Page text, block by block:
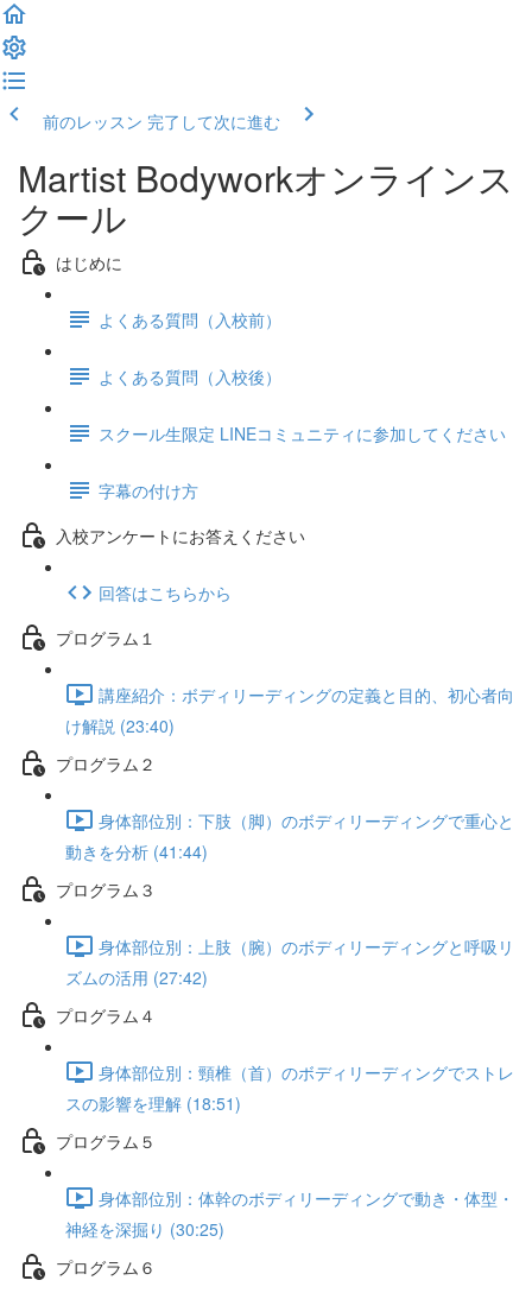
前のレッスン 完了して次に進む
Martist Bodyworkオンラインス
クール
はじめに
よくある質問（入校前）
よくある質問（入校後）
スクール生限定 LINEコミュニティに参加してください
字幕の付け方
入校アンケートにお答えください
回答はこちらから
プログラム１
講座紹介：ボディリーディングの定義と目的、初心者向
け解説 (23:40)
プログラム２
身体部位別：下肢（脚）のボディリーディングで重心と
動きを分析 (41:44)
プログラム３
身体部位別：上肢（腕）のボディリーディングと呼吸リ
ズムの活用 (27:42)
プログラム４
身体部位別：頸椎（首）のボディリーディングでストレ
スの影響を理解 (18:51)
プログラム５
身体部位別：体幹のボディリーディングで動き・体型・
神経を深掘り (30:25)
プログラム６